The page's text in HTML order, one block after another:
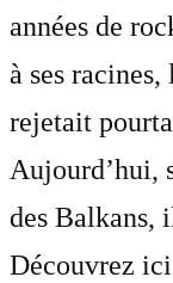
années de
à ses
rejetait
Aujourd’hui,
des Balkans,
Découvrez